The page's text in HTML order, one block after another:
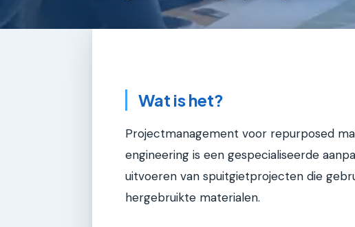
Wat is het?
Projectmanagement voor repurposed
engineering is een gespecialiseerde
uitvoeren van spuitgietprojecten die
hergebruikte materialen.